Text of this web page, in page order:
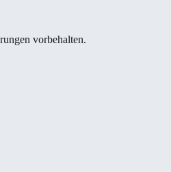
vorbehalten.